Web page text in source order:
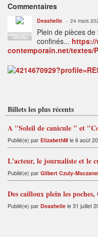
Commentaires
ADMINISTRATEUR
THÉÂTRES
Deashelle 24 mars
Plein de pièces
confinés... https://
contemporain.net/textes/
Billets les plus récents
A "Soleil de canicule " et
Publié(e) par ElizabethM le 6 août
L'acteur, le journaliste et le
Publié(e) par Gilbert Czuly-
Des cailloux plein les poches,
Publié(e) par Deashelle le 31 juillet